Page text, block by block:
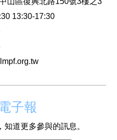
13:30-17:30
子報
道更多參與的訊息。